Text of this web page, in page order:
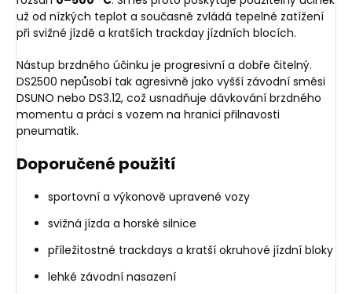
už od nízkých teplot a současně zvládá tepelné zatížení
při svižné jízdě a kratších trackday jízdních blocích.
Nástup brzdného účinku je progresivní a dobře čitelný.
DS2500 nepůsobí tak agresivně jako vyšší závodní směsi
DSUNO nebo DS3.12, což usnadňuje dávkování brzdného
momentu a práci s vozem na hranici přilnavosti
pneumatik.
Doporučené použití
sportovní a výkonově upravené vozy
svižná jízda a horské silnice
příležitostné trackdays a kratší okruhové jízdní bloky
lehké závodní nasazení